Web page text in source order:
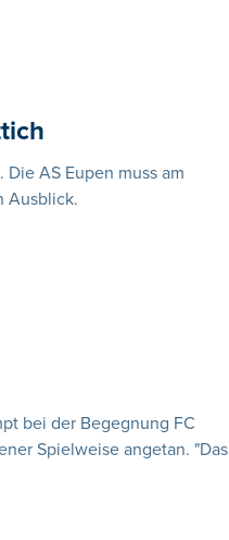
AS Eupen muss am
Ausblick.
bei der Begegnung FC
Spielweise angetan. "Das